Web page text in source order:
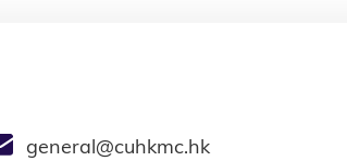
general@cuhkmc.hk